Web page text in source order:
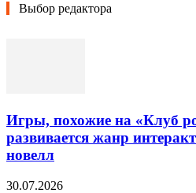
Выбор редактора
Игры, похожие на «Клуб
развивается жанр
новелл
30.07.2026